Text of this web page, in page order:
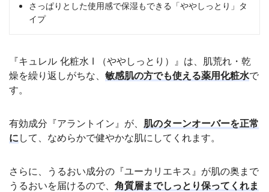
さっぱりとした使用感で保湿もできる「ややしっとり」タ
イプ
『キュレル 化粧水 I （ややしっとり）』は、肌荒れ・乾
燥を繰り返しがちな、 敏感肌の方でも使える薬用化粧水で
す。
有効成分『アラントイン』が、 肌のターンオーバーを正常
に して、なめらかで健やかな肌にしてくれます。
さらに、うるおい成分の『ユーカリエキス』が肌の奥まで
うるおいを届けるので、 角質層までしっとり保ってくれま